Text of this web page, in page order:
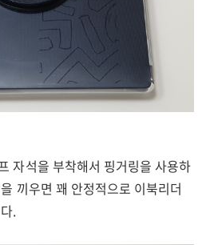
자석을 부착해서 핑거링을 사용하
끼우면 꽤 안정적으로 이북리더
.